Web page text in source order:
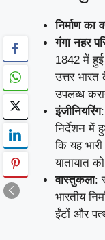
निर्माण का
गंगा नहर
1842 में हुई
उत्तर
उपलब्ध
इंजीनियरिंग
निर्देशन में
कि यह
यातायात
वास्तुकला:
भारतीय
ईंटों और